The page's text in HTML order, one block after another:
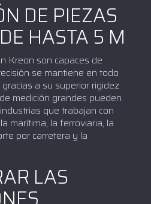
DE PIEZAS
HASTA 5 M
Kreon son capaces de
se mantiene en todo
a su superior rigidez
medición grandes pueden
que trabajan con
marítima, la ferroviaria, la
por carretera y la
LAS